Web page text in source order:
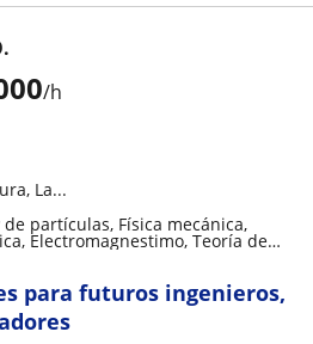
/h
La...
partículas, Física mecánica,
Electromagnestimo, Teoría de
para futuros ingenieros,